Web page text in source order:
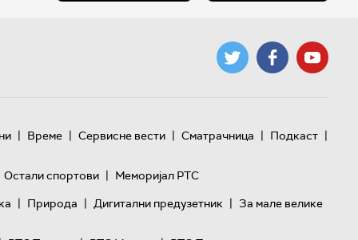
| Време | Сервисне вести | Сматрачница | Подкаст |
Остали спортови | Меморијал РТС
| Природа | Дигитални предузетник | За мале велике